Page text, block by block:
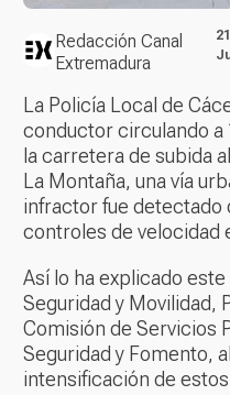
Redacción Canal
Extremadura
La Policía Local de
conductor circulando
la carretera de subida
La Montaña, una vía
infractor fue detectado
controles de velocidad
Así lo ha explicado
Seguridad y Movilidad,
Comisión de Servicios
Seguridad y Fomento,
intensificación de